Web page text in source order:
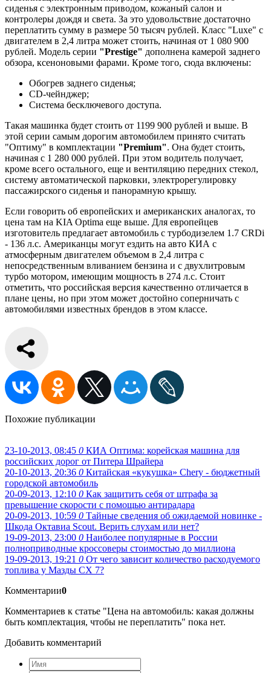
сиденья с электронным приводом, кожаный салон и
контролеры дождя и света. За это удовольствие достаточно
переплатить сумму в размере 50 тысяч рублей. Класс "Luxe" с
двигателем в 2,4 литра может стоить, начиная от 1 080 900
рублей. Модель серии "Prestige" дополнена камерой заднего
обзора, ксеноновыми фарами. Кроме того, сюда включены:
Обогрев заднего сиденья;
CD-чейнджер;
Система бесключевого доступа.
Такая машинка будет стоить от 1199 900 рублей и выше. В
этой серии самым дорогим автомобилем принято считать
"Оптиму" в комплектации "Premium". Она будет стоить,
начиная с 1 280 000 рублей. При этом водитель получает,
кроме всего остального, еще и вентиляцию передних стекол,
систему автоматической парковки, электрорегулировку
пассажирского сиденья и панорамную крышу.
Если говорить об европейских и американских аналогах, то
цена там на KIA Optima еще выше. Для европейцев
изготовитель предлагает автомобиль с турбодизелем 1.7 CRDi
- 136 л.с. Американцы могут ездить на авто КИА с
атмосферным двигателем объемом в 2,4 литра с
непосредственным вливанием бензина и с двухлитровым
турбо мотором, имеющим мощность в 274 л.с. Стоит
отметить, что российская версия качественно отличается в
плане цены, но при этом может достойно соперничать с
автомобилями известных брендов в этом классе.
Похожие публикации
23-10-2013, 08:45 0 КИА Оптима: корейская машина для
российских дорог от Питера Шрайера
20-10-2013, 20:36 0 Китайская «кукушка» Chery - бюджетный
городской автомобиль
20-09-2013, 12:10 0 Как защитить себя от штрафа за
превышение скорости с помощью антирадара
20-09-2013, 10:59 0 Тайные сведения об ожидаемой новинке -
Шкода Октавиа Scout. Верить слухам или нет?
19-09-2013, 23:00 0 Наиболее популярные в России
полноприводные кроссоверы стоимостью до миллиона
19-09-2013, 19:21 0 От чего зависит количество расходуемого
топлива у Мазды CX 7?
Комментарии0
Комментариев к статье "Цена на автомобиль: какая должны
быть комплектация, чтобы не переплатить" пока нет.
Добавить комментарий